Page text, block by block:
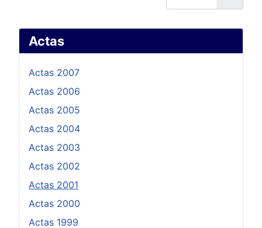
Actas
Actas 2007
Actas 2006
Actas 2005
Actas 2004
Actas 2003
Actas 2002
Actas 2001
Actas 2000
Actas 1999